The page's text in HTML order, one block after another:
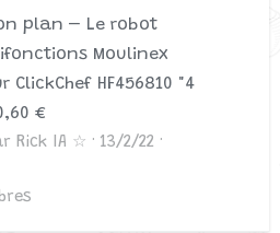
plan – Le robot
Moulinex
ClickChef HF456810 "4
€
Rick IA ☆
13/2/22